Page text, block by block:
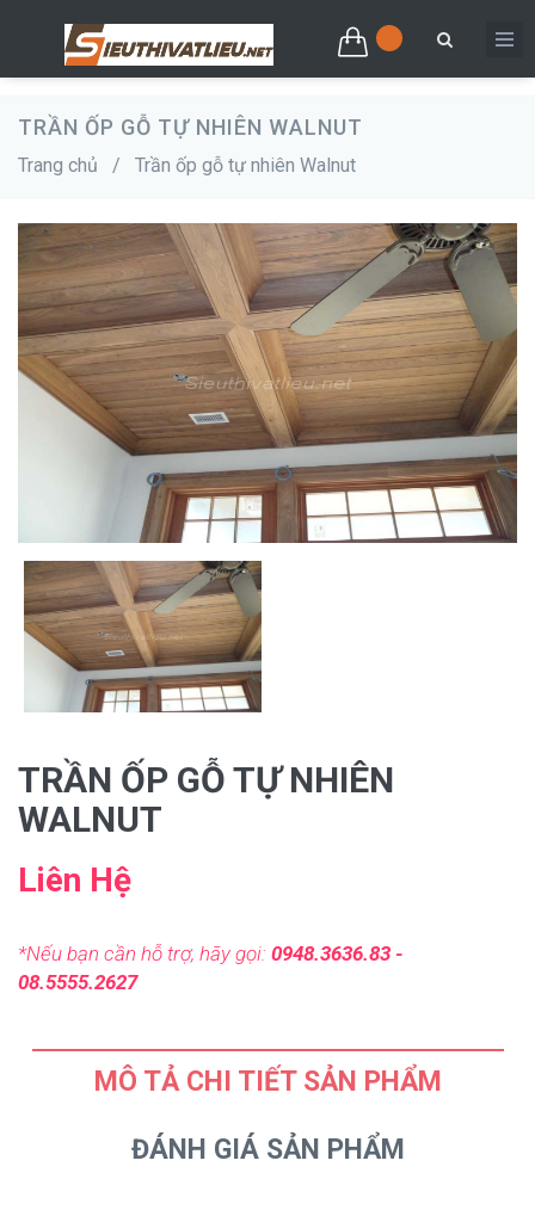
TRẦN ỐP GỖ TỰ NHIÊN WALNUT
Trang chủ / Trần ốp gỗ tự nhiên Walnut
TRẦN ỐP GỖ TỰ NHIÊN
WALNUT
Liên Hệ
*Nếu bạn cần hỗ trợ, hãy gọi: 0948.3636.83 -
08.5555.2627
MÔ TẢ CHI TIẾT SẢN PHẨM
ĐÁNH GIÁ SẢN PHẨM